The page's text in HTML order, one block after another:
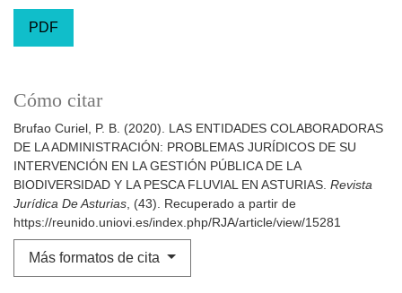
PDF
Cómo citar
Brufao Curiel, P. B. (2020). LAS ENTIDADES COLABORADORAS
DE LA ADMINISTRACIÓN: PROBLEMAS JURÍDICOS DE SU
INTERVENCIÓN EN LA GESTIÓN PÚBLICA DE LA
BIODIVERSIDAD Y LA PESCA FLUVIAL EN ASTURIAS. Revista
Jurídica De Asturias , (43). Recuperado a partir de
https://reunido.uniovi.es/index.php/RJA/article/view/15281
Más formatos de cita